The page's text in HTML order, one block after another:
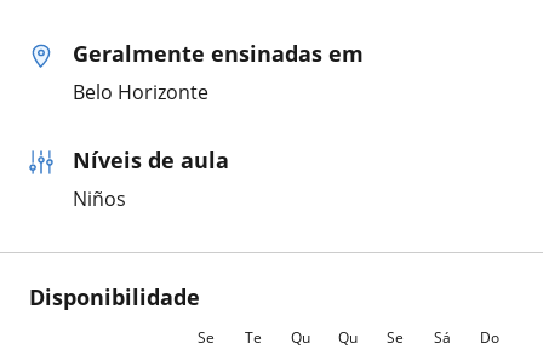
Geralmente ensinadas em
Belo Horizonte
Níveis de aula
Niños
Disponibilidade
Se Te Qu Qu Se Sá Do